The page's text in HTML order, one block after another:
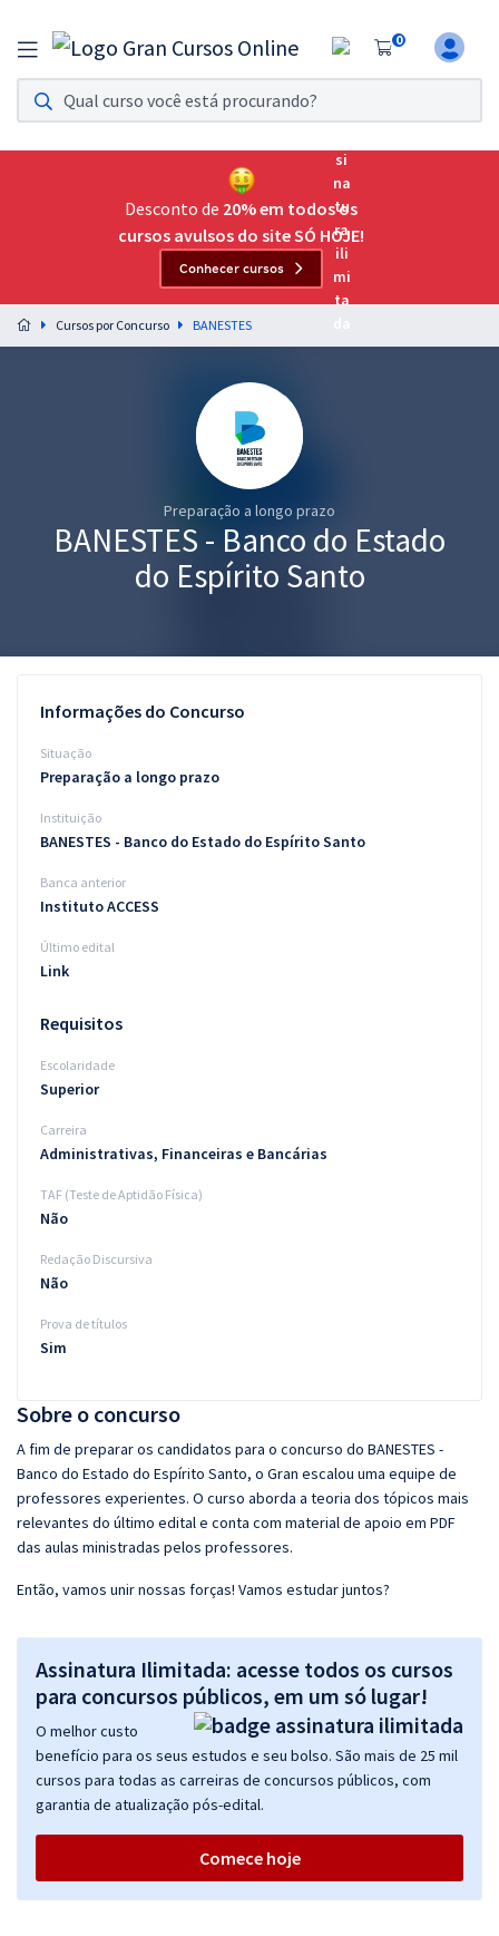
0
Assinatura Ilimitada 11
Acesso a todos os cursos. Teste grátis por 7 dias!
Assinatura OAB Até Passar
Acesso ilimitado a toda preparação para o Exame da
Preparação completa e intensiva para as principais
residências em saúde do Brasil
Conteúdo gratuito
Blog
Desconto de 20% em todos os
cursos avulsos do site SÓ HOJE!
Conhecer cursos
Cursos por Concurso BANESTES
Preparação a longo prazo
BANESTES - Banco do Estado
do Espírito Santo
Sobre o concurso
A fim de preparar os candidatos para o concurso do BANESTES -
Banco do Estado do Espírito Santo, o Gran escalou uma equipe de
professores experientes. O curso aborda a teoria dos tópicos mais
relevantes do último edital e conta com material de apoio em PDF
das aulas ministradas pelos professores.
Então, vamos unir nossas forças! Vamos estudar juntos?
Assinatura Ilimitada: acesse todos os cursos
para concursos públicos, em um só lugar!
O melhor custo
benefício para os seus estudos e seu bolso. São mais de 25 mil
cursos para todas as carreiras de concursos públicos, com
garantia de atualização pós-edital.
Comece hoje
Informações do Concurso
Situação
Preparação a longo prazo
Instituição
BANESTES - Banco do Estado do Espírito Santo
Banca anterior
Instituto ACCESS
Último edital
Link
Requisitos
Escolaridade
Superior
Carreira
Administrativas, Financeiras e Bancárias
TAF (Teste de Aptidão Física)
Não
Redação Discursiva
Não
Prova de títulos
Sim